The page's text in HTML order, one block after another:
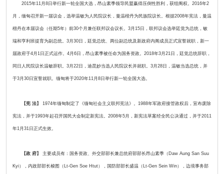
2015年11月8日举行新一轮全国大选，昂山素季领导民盟赢得压倒性胜利，获组阁权。2016年2
月，缅甸召开新一届议会，选举温敏为人民院议长，曼温楷丹为民族院议长。根据2008年宪法，曼温
楷丹在本届议会（任期5年）前30个月兼任联邦议会议长。3月15日，联邦议会选举廷觉为总统，敏
瑞和亨利班提育为副总统。3月30日，廷觉总统、两位副总统及新政府内阁成员正式宣誓就职，新一
届政府于4月1日正式运作。4月6日，昂山素季被任命为国务资政。2018年3月21日，廷觉总统辞职，
同日人民院议长温敏辞职。3月22日，迪昆妙当选人民院议长并就职。3月28日，温敏当选总统，并
于3月30日宣誓就职。缅甸将于2020年11月8日举行新一轮全国大选。
【宪 法】 1974年缅甸制定了《缅甸社会主义联邦宪法》。1988年军政府接管政权后，宣布废除
宪法，并于1993年起召开国民大会制定新宪法。2008年5月，新宪法草案经全民公决通过，并于2011
年1月31日正式生效。
【政 府】 主要成员有：国务资政、外交部部长兼总统府部部长昂山素季（Daw Aung San Suu
Kyi），内政部部长梭图（Lt-Gen Soe Htut），国防部部长盛温（Lt-Gen Sein Win），边境事务部